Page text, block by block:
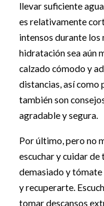
llevar suficiente
es relativamente
intensos durante los
hidratación sea aún
calzado cómodo y
distancias, así
también son
agradable y segura.
Por último, pero no
escuchar y cuidar
demasiado y tómate
y recuperarte.
tomar descansos